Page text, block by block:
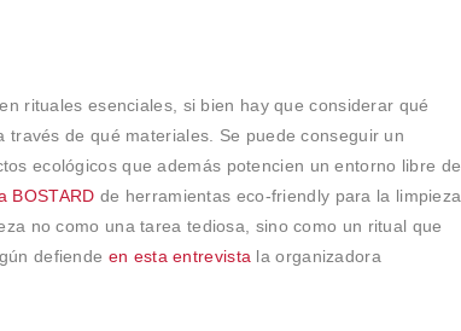
rituales esenciales, si bien hay que considerar qué
de qué materiales. Se puede conseguir un
ecológicos que además potencien un entorno libre de
BOSTARD de herramientas eco-friendly para la limpieza
no como una tarea tediosa, sino como un ritual que
defiende en esta entrevista la organizadora